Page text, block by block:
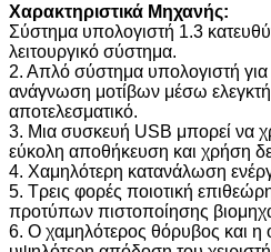
Χαρακτηριστικά Μηχανής:
Σύστημα υπολογιστή 1.3
λειτουργικό σύστημα.
2. Απλό σύστημα υπολογιστή για
ανάγνωση μοτίβων μέσω
αποτελεσματικό.
3. Μια συσκευή USB μπορεί να
εύκολη αποθήκευση και χρήση
4. Χαμηλότερη κατανάλωση
5. Τρεις φορές ποιοτική
προτύπων πιστοποίησης
6. Ο χαμηλότερος θόρυβος και η